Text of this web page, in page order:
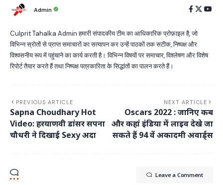
Admin
Culprit Tahalka Admin हमारी संपादकीय टीम का आधिकारिक प्रोफ़ाइल है, जो
विभिन्न स्रोतों से प्राप्त समाचारों का सत्यापन कर उन्हें पाठकों तक सटीक, निष्पक्ष और
विश्वसनीय रूप में पहुंचाने का कार्य करती है। विभिन्न विषयों पर समाचार, विश्लेषण और विशेष
रिपोर्ट तैयार करते हैं तथा निष्पक्ष पत्रकारिता के सिद्धांतों का पालन करते हैं।
PREVIOUS ARTICLE
Sapna Choudhary Hot
Video: हरयाणवी डांसर सपना
चौधरी ने दिखाई Sexy अदा
NEXT ARTICLE
Oscars 2022 : जानिए कब
और कहां इंडिया में लाइव देखे जा
सकते हैं 94 वें अकादमी अवार्ड्स
Leave a Comment